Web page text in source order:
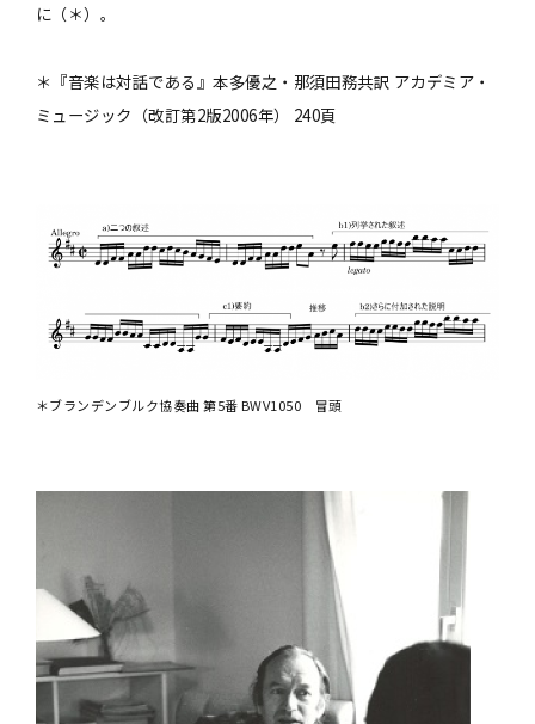
に（＊）。
＊『音楽は対話である』本多優之・那須田務共訳 アカデミア・
ミュージック（改訂第2版2006年） 240頁
＊ブランデンブルク協奏曲 第5番 BWV1050 冒頭